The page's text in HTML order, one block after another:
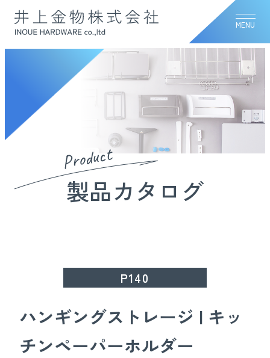
MENU
Product
製品カタログ
P140
ハンギングストレージ | キッ
チンペーパーホルダー